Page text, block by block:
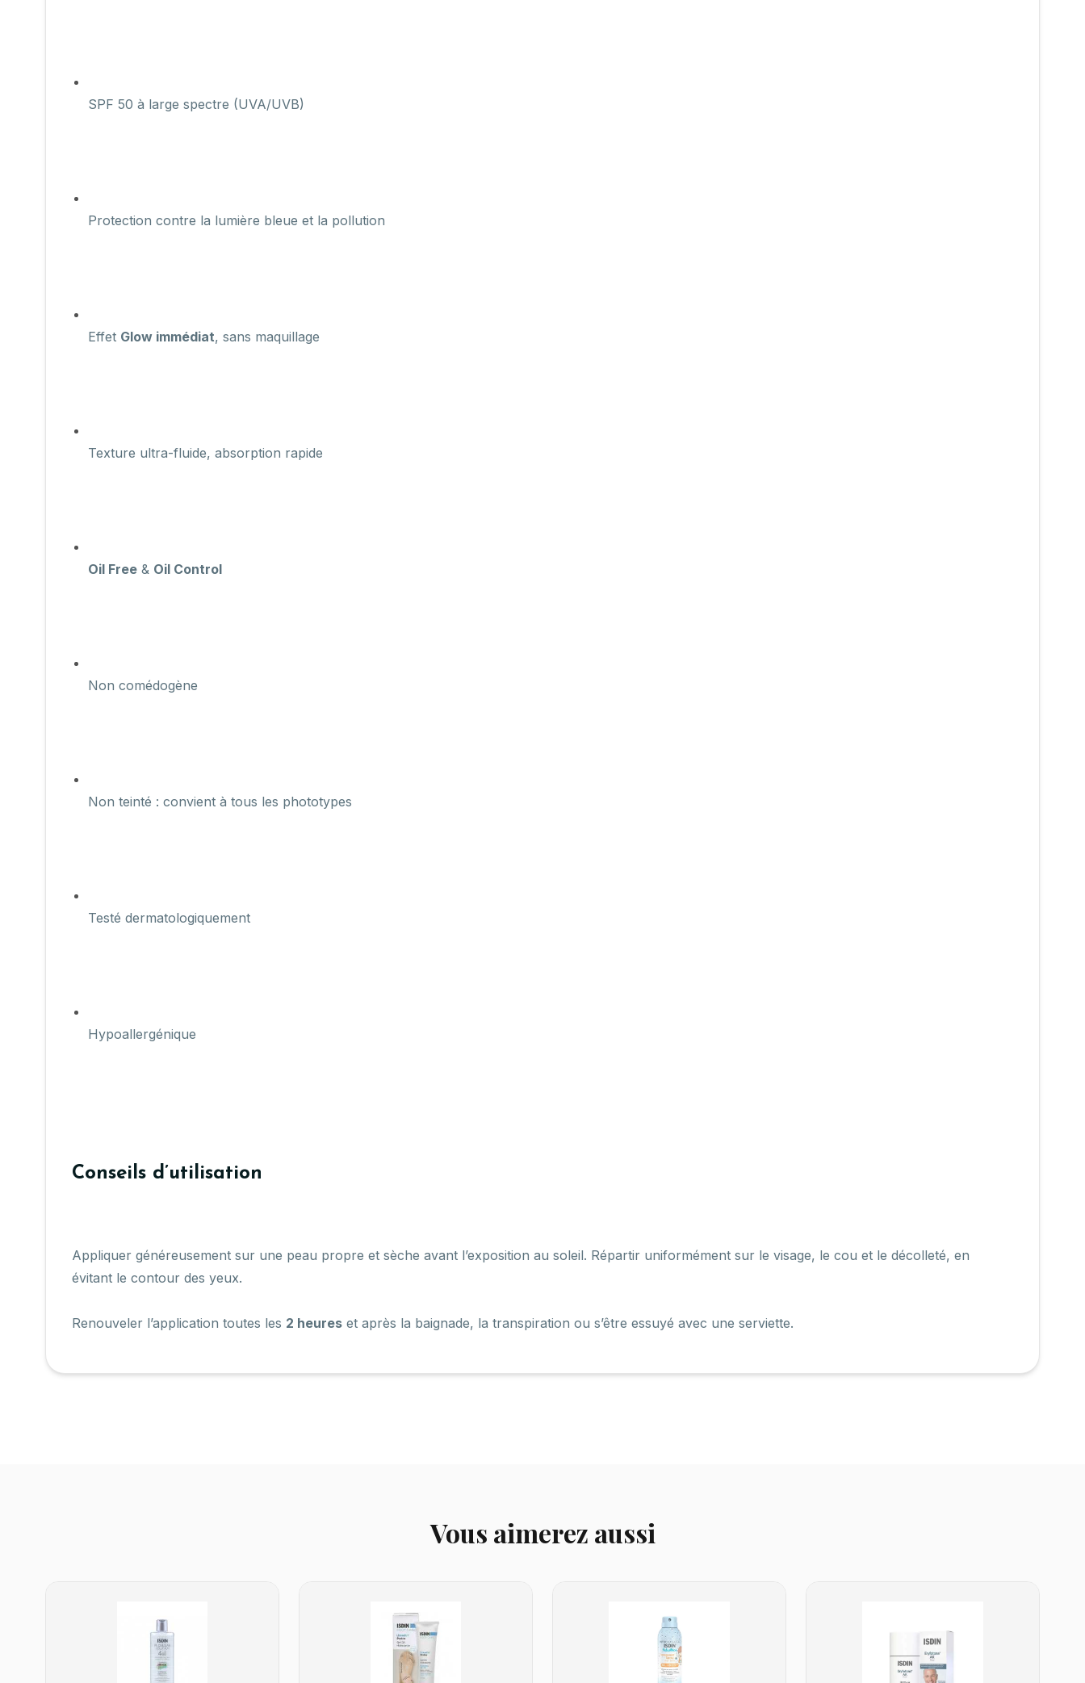
SPF 50 à large spectre (UVA/UVB)
Protection contre la lumière bleue et la pollution
Effet Glow immédiat, sans maquillage
Texture ultra-fluide, absorption rapide
Oil Free & Oil Control
Non comédogène
Non teinté : convient à tous les phototypes
Testé dermatologiquement
Hypoallergénique
Conseils d’utilisation
Appliquer généreusement sur une peau propre et sèche avant l’exposition au soleil. Répartir uniformément sur le visage, le cou et le décolleté, en
évitant le contour des yeux.
Renouveler l’application toutes les 2 heures et après la baignade, la transpiration ou s’être essuyé avec une serviette.
Vous aimerez aussi